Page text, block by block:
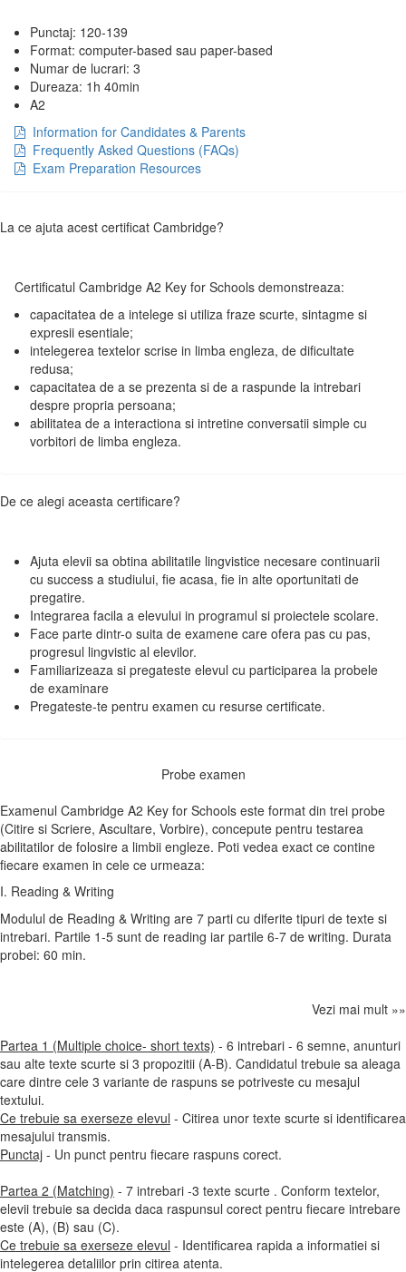
Punctaj: 120-139
Format: computer-based sau paper-based
Numar de lucrari: 3
Dureaza: 1h 40min
A2
Information for Candidates & Parents
Frequently Asked Questions (FAQs)
Exam Preparation Resources
La ce ajuta acest certificat Cambridge?
Certificatul Cambridge A2 Key for Schools demonstreaza:
capacitatea de a intelege si utiliza fraze scurte, sintagme si
expresii esentiale;
intelegerea textelor scrise in limba engleza, de dificultate
redusa;
capacitatea de a se prezenta si de a raspunde la intrebari
despre propria persoana;
abilitatea de a interactiona si intretine conversatii simple cu
vorbitori de limba engleza.
De ce alegi aceasta certificare?
Ajuta elevii sa obtina abilitatile lingvistice necesare continuarii
cu success a studiului, fie acasa, fie in alte oportunitati de
pregatire.
Integrarea facila a elevului in programul si proiectele scolare.
Face parte dintr-o suita de examene care ofera pas cu pas,
progresul lingvistic al elevilor.
Familiarizeaza si pregateste elevul cu participarea la probele
de examinare
Pregateste-te pentru examen cu resurse certificate.
Probe examen
Examenul Cambridge A2 Key for Schools este format din trei probe
(Citire si Scriere, Ascultare, Vorbire), concepute pentru testarea
abilitatilor de folosire a limbii engleze. Poti vedea exact ce contine
fiecare examen in cele ce urmeaza:
I. Reading & Writing
Modulul de Reading & Writing are 7 parti cu diferite tipuri de texte si
intrebari. Partile 1-5 sunt de reading iar partile 6-7 de writing. Durata
probei: 60 min.
Vezi mai mult »»
Partea 1 (Multiple choice- short texts) - 6 intrebari - 6 semne, anunturi
sau alte texte scurte si 3 propozitii (A-B). Candidatul trebuie sa aleaga
care dintre cele 3 variante de raspuns se potriveste cu mesajul
textului.
Ce trebuie sa exerseze elevul - Citirea unor texte scurte si identificarea
mesajului transmis.
Punctaj - Un punct pentru fiecare raspuns corect.
Partea 2 (Matching) - 7 intrebari -3 texte scurte . Conform textelor,
elevii trebuie sa decida daca raspunsul corect pentru fiecare intrebare
este (A), (B) sau (C).
Ce trebuie sa exerseze elevul - Identificarea rapida a informatiei si
intelegerea detaliilor prin citirea atenta.